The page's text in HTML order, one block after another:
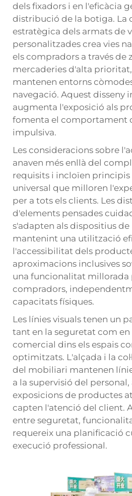
dels fixadors i en l'eficàcia
distribució de la botiga. La
estratègica dels armats de
personalitzades crea vies
els compradors a través de
mercaderies d'alta
mantenen entorns
navegació. Aquest disseny
augmenta l'exposició als
fomenta el comportament
impulsiva.
Les consideracions sobre
anaven més enllà del
requisits i incloïen principis
universal que milloren
per a tots els clients. Les
d'elements pensades
s'adapten als dispositius
mantenint una utilització
l'accessibilitat dels
aproximacions inclusives
una funcionalitat millorada
compradors,
capacitats físiques.
Les línies visuals tenen un
tant en la seguretat com en
comercial dins els espais
optimitzats. L'alçada i la
del mobiliari mantenen
a la supervisió del
exposicions de productes
capten l'atenció del client.
entre seguretat,
requereix una planificació
execució professional.